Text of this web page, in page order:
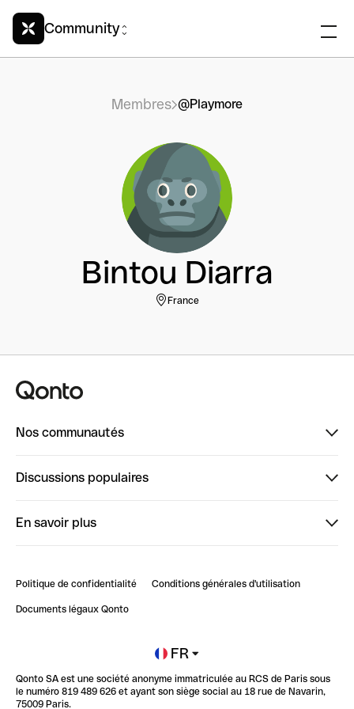
Community
Membres @Playmore
Bintou Diarra
France
Nos communautés
ClubQonto
Discussions populaires
Impact de l'IA sur les carrières/productivité
En savoir plus
Blog
Newsroom
Glossaire finance
Politique de confidentialité Conditions générales d'utilisation
Documents légaux Qonto
FR
Qonto SA est une société anonyme immatriculée au RCS de Paris sous
le numéro 819 489 626 et ayant son siège social au 18 rue de Navarin,
75009 Paris.